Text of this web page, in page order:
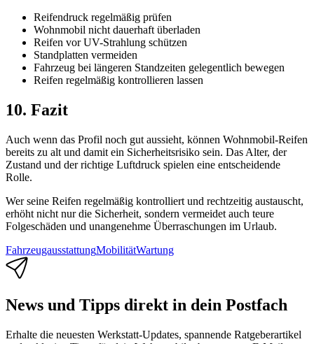
Reifendruck regelmäßig prüfen
Wohnmobil nicht dauerhaft überladen
Reifen vor UV-Strahlung schützen
Standplatten vermeiden
Fahrzeug bei längeren Standzeiten gelegentlich bewegen
Reifen regelmäßig kontrollieren lassen
10. Fazit
Auch wenn das Profil noch gut aussieht, können Wohnmobil-Reifen
bereits zu alt und damit ein Sicherheitsrisiko sein. Das Alter, der
Zustand und der richtige Luftdruck spielen eine entscheidende
Rolle.
Wer seine Reifen regelmäßig kontrolliert und rechtzeitig austauscht,
erhöht nicht nur die Sicherheit, sondern vermeidet auch teure
Folgeschäden und unangenehme Überraschungen im Urlaub.
FahrzeugausstattungMobilitätWartung
News und Tipps direkt in dein Postfach
Erhalte die neuesten Werkstatt-Updates, spannende Ratgeberartikel